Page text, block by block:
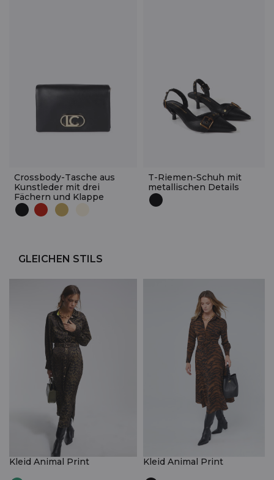
Crossbody-Tasche aus
Kunstleder mit drei
Fächern und Klappe
T-Riemen-Schuh mit
metallischen Details
GLEICHEN STILS
Kleid Animal Print Kleid Animal Print